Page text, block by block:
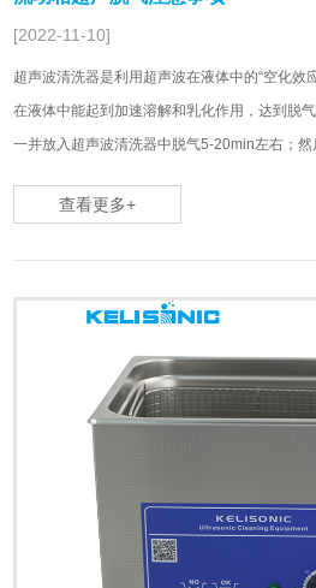
[2022-11-10]
超声波清洗器是利用超声波在液体中的“空化效
在液体中能起到加速溶解和乳化作用，达到脱
一并放入超声波清洗器中脱气5-20min左右；然
查看更多+